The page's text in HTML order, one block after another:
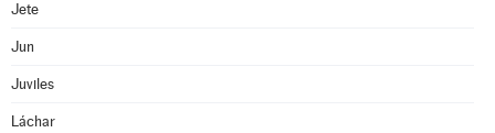
Jete
Jun
Juviles
Láchar